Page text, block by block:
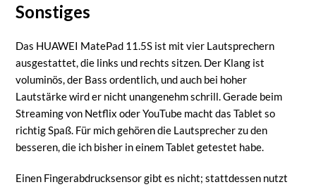
Sonstiges
Das HUAWEI MatePad 11.5S ist mit vier Lautsprechern
ausgestattet, die links und rechts sitzen. Der Klang ist
voluminös, der Bass ordentlich, und auch bei hoher
Lautstärke wird er nicht unangenehm schrill. Gerade beim
Streaming von Netflix oder YouTube macht das Tablet so
richtig Spaß. Für mich gehören die Lautsprecher zu den
besseren, die ich bisher in einem Tablet getestet habe.
Einen Fingerabdrucksensor gibt es nicht; stattdessen nutzt